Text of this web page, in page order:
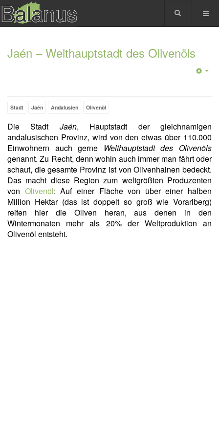
Jaén – Welthauptstadt des Olivenöls
Stadt Jaén Andalusien Olivenöl
Die Stadt Jaén, Hauptstadt der gleichnamigen
andalusischen Provinz, wird von den etwas über 110.000
Einwohnern auch gerne Welthauptstadt des Olivenöls
genannt. Zu Recht, denn wohin auch immer man fährt oder
schaut, die gesamte Provinz ist von Olivenhainen bedeckt.
Das macht diese Region zum weltgrößten Produzenten
von Olivenöl: Auf einer Fläche von über einer halben
Million Hektar (das ist doppelt so groß wie Vorarlberg)
reifen hier die Oliven heran, aus denen in den
Wintermonaten mehr als 20% der Weltproduktion an
Olivenöl entsteht.